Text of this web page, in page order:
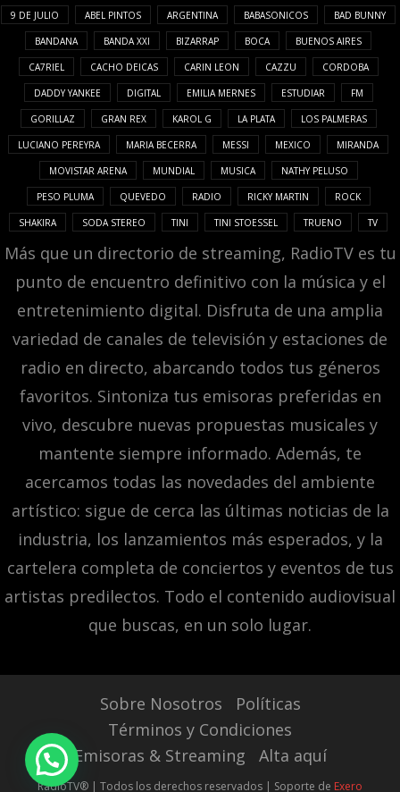
9 DE JULIO ABEL PINTOS ARGENTINA BABASONICOS BAD BUNNY
BANDANA BANDA XXI BIZARRAP BOCA BUENOS AIRES
CA7RIEL CACHO DEICAS CARIN LEON CAZZU CORDOBA
DADDY YANKEE DIGITAL EMILIA MERNES ESTUDIAR FM
GORILLAZ GRAN REX KAROL G LA PLATA LOS PALMERAS
LUCIANO PEREYRA MARIA BECERRA MESSI MEXICO MIRANDA
MOVISTAR ARENA MUNDIAL MUSICA NATHY PELUSO
PESO PLUMA QUEVEDO RADIO RICKY MARTIN ROCK
SHAKIRA SODA STEREO TINI TINI STOESSEL TRUENO TV
Más que un directorio de streaming, RadioTV es tu
punto de encuentro definitivo con la música y el
entretenimiento digital. Disfruta de una amplia
variedad de canales de televisión y estaciones de
radio en directo, abarcando todos tus géneros
favoritos. Sintoniza tus emisoras preferidas en
vivo, descubre nuevas propuestas musicales y
mantente siempre informado. Además, te
acercamos todas las novedades del ambiente
artístico: sigue de cerca las últimas noticias de la
industria, los lanzamientos más esperados, y la
cartelera completa de conciertos y eventos de tus
artistas predilectos. Todo el contenido audiovisual
que buscas, en un solo lugar.
Sobre Nosotros
Políticas
Términos y Condiciones
Emisoras & Streaming
Alta aquí
RadioTV® | Todos los derechos reservados | Soporte de Exero